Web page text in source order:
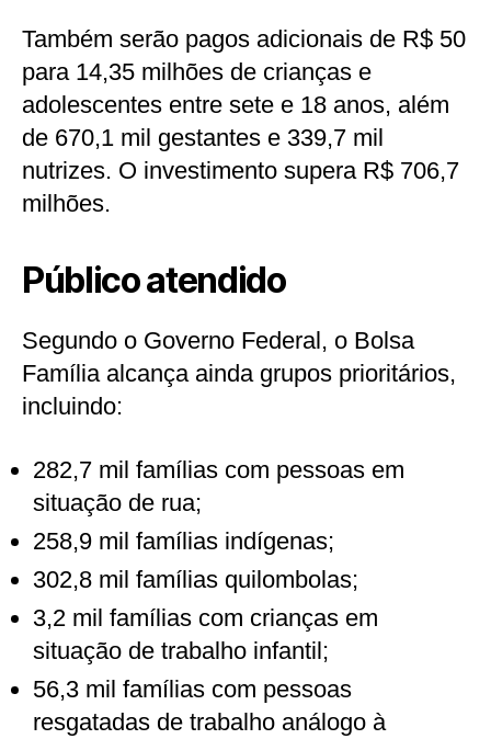
Também serão pagos adicionais de R$ 50
para 14,35 milhões de crianças e
adolescentes entre sete e 18 anos, além
de 670,1 mil gestantes e 339,7 mil
nutrizes. O investimento supera R$ 706,7
milhões.
Público atendido
Segundo o Governo Federal, o Bolsa
Família alcança ainda grupos prioritários,
incluindo:
282,7 mil famílias com pessoas em
situação de rua;
258,9 mil famílias indígenas;
302,8 mil famílias quilombolas;
3,2 mil famílias com crianças em
situação de trabalho infantil;
56,3 mil famílias com pessoas
resgatadas de trabalho análogo à